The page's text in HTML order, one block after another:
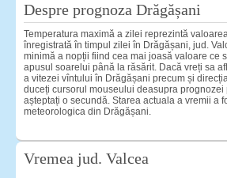
Despre prognoza Drăgășani
Temperatura maximă a zilei reprezintă
înregistrată în timpul zilei în Drăgășani, jud.
minimă a nopții fiind cea mai joasă valoare ce
apusul soarelui până la răsărit. Dacă vreți sa
a vitezei vîntului în Drăgășani precum și
duceți cursorul mouseului deasupra prognozei
așteptați o secundă. Starea actuala a vremii a
meteorologica din Drăgășani.
Vremea jud. Valcea